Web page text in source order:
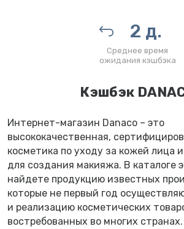
2 д.
Среднее время
ожидания кэшбэка
Кэшбэк
Интернет-магазин Danaco – это
высококачественная,
косметика по уходу за кожей лица
для создания макияжа. В каталоге
найдете продукцию известных
которые не первый год
и реализацию косметических
востребованных во многих